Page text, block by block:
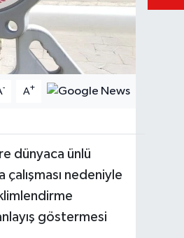
- A+
dünyaca ünlü
nedeniyle
göstermesi